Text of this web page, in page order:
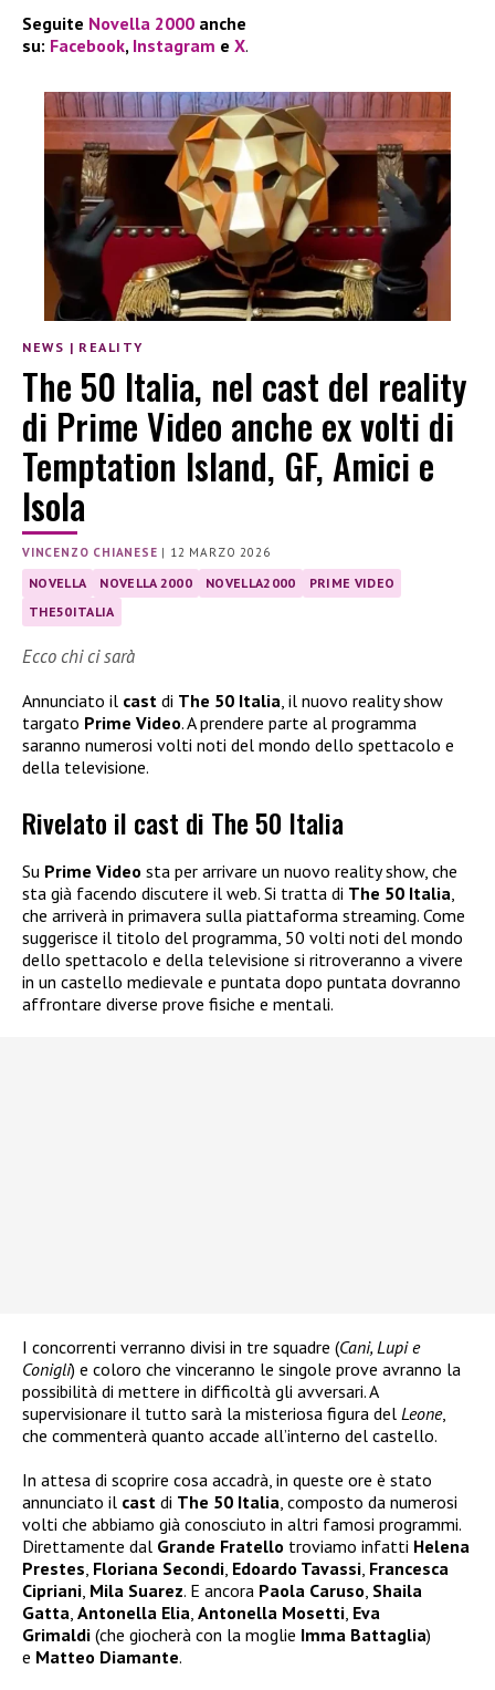
Seguite Novella 2000 anche
su: Facebook, Instagram e X.
NEWS | REALITY
The 50 Italia, nel cast del reality
di Prime Video anche ex volti di
Temptation Island, GF, Amici e
Isola
VINCENZO CHIANESE | 12 MARZO 2026
NOVELLA NOVELLA 2000 NOVELLA2000
PRIME VIDEO
THE50ITALIA
Ecco chi ci sarà
Annunciato il cast di The 50 Italia , il nuovo reality show
targato Prime Video. A prendere parte al programma
saranno numerosi volti noti del mondo dello spettacolo e
della televisione.
Rivelato il cast di The 50 Italia
Su Prime Video sta per arrivare un nuovo reality show, che
sta già facendo discutere il web. Si tratta di The 50 Italia,
che arriverà in primavera sulla piattaforma streaming. Come
suggerisce il titolo del programma, 50 volti noti del mondo
dello spettacolo e della televisione si ritroveranno a vivere
in un castello medievale e puntata dopo puntata dovranno
affrontare diverse prove fisiche e mentali.
I concorrenti verranno divisi in tre squadre (Cani, Lupi e
Conigli) e coloro che vinceranno le singole prove avranno la
possibilità di mettere in difficoltà gli avversari. A
supervisionare il tutto sarà la misteriosa figura del Leone,
che commenterà quanto accade all’interno del castello.
In attesa di scoprire cosa accadrà, in queste ore è stato
annunciato il cast di The 50 Italia, composto da numerosi
volti che abbiamo già conosciuto in altri famosi programmi.
Direttamente dal Grande Fratello troviamo infatti Helena
Prestes, Floriana Secondi, Edoardo Tavassi, Francesca
Cipriani, Mila Suarez. E ancora Paola Caruso, Shaila
Gatta, Antonella Elia, Antonella Mosetti, Eva
Grimaldi (che giocherà con la moglie Imma Battaglia)
e Matteo Diamante.